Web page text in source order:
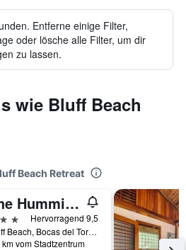
Entferne einige Filter,
oder lösche alle Filter, um dir
zu lassen.
wie Bluff Beach
Beach Retreat
The Hummingbird
Hervorragend 9,5
Bluff Beach, Bocas del Toro, Panama
km vom Stadtzentrum